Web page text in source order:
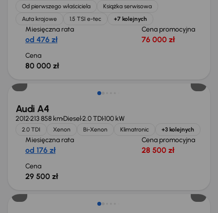
Od pierwszego właściciela
Książka serwisowa
Auta krajowe
1.5 TSI e-tec +7 kolejnych
Miesięczna rata
od 476 zł
Cena promocyjna
76 000 zł
Cena
80 000 zł
Audi A4
2012213 858 kmDiesel2.0 TDI100 kW
2.0 TDI Xenon Bi-Xenon Klimatronic +3 kolejnych
Miesięczna rata
od 176 zł
Cena promocyjna
28 500 zł
Cena
29 500 zł